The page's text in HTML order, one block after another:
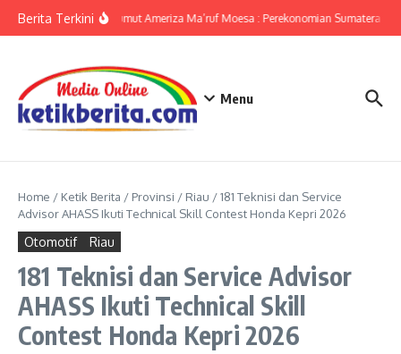
Berita TerkiniKPwBI Sumut Ameriza Ma’ruf Moesa : Perekonomian Sumatera
Menu
Home / Ketik Berita / Provinsi / Riau /181 Teknisi dan Service
Advisor AHASS Ikuti Technical Skill Contest Honda Kepri 2026
Otomotif Riau
181 Teknisi dan Service Advisor
AHASS Ikuti Technical Skill
Contest Honda Kepri 2026